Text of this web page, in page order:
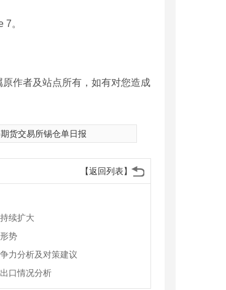
。
作者及站点所有，如有对您造成
货交易所锡仓单日报
【返回列表】
续扩大
势
力分析及对策建议
口情况分析